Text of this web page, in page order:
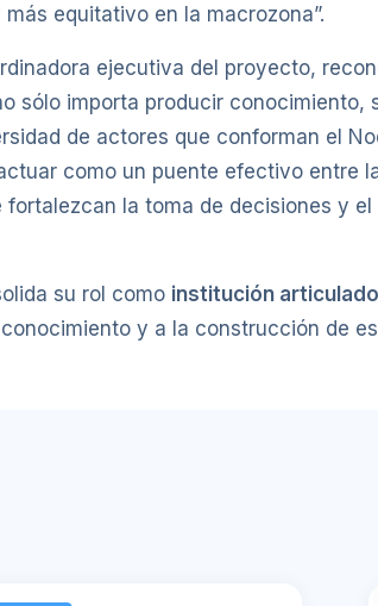
equitativo en la macrozona”.
ejecutiva del proyecto,
sólo importa producir
de actores que conforman el
como un puente efectivo entre
la toma de decisiones y
su rol como institución
y a la construcción de